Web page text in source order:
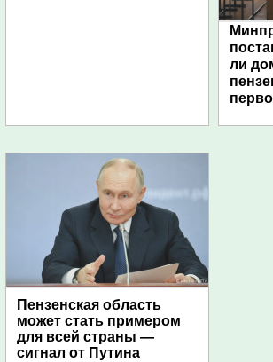
ли
Пензенская область
может стать примером
для всей страны —
сигнал от Путина